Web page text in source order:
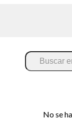
No se